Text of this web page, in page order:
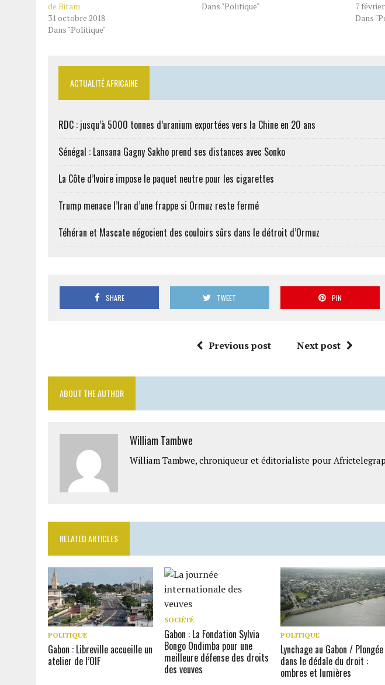
de Bitam
31 octobre 2018
Dans "Politique"
Dans "Politique"
7
Dans
ACTUALITÉ AFRICAINE
RDC : jusqu’à 5000 tonnes d’uranium exportées vers la Chine en 20 ans
Sénégal : Lansana Gagny Sakho prend ses distances avec Sonko
La Côte d’Ivoire impose le paquet neutre pour les cigarettes
Trump menace l’Iran d’une frappe si Ormuz reste fermé
Téhéran et Mascate négocient des couloirs sûrs dans le détroit d’Ormuz
SHARE TWEET PIN
Previous post Next post
ABOUT THE AUTHOR
William Tambwe
William Tambwe, chroniqueur et éditorialiste pour
RELATED ARTICLES
POLITIQUE
Gabon : Libreville accueille un
atelier de l’OIF
SOCIÉTÉ
Gabon : La Fondation Sylvia
Bongo Ondimba pour une
meilleure défense des droits
des veuves
POLITIQUE
Lynchage au Gabon / Plongée
dans le dédale du droit :
ombres et lumières